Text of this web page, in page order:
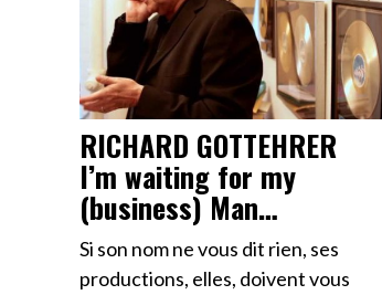
RICHARD GOTTEHRER
I’m waiting for my
(business) Man…
Si son nom ne vous dit rien, ses
productions, elles, doivent vous